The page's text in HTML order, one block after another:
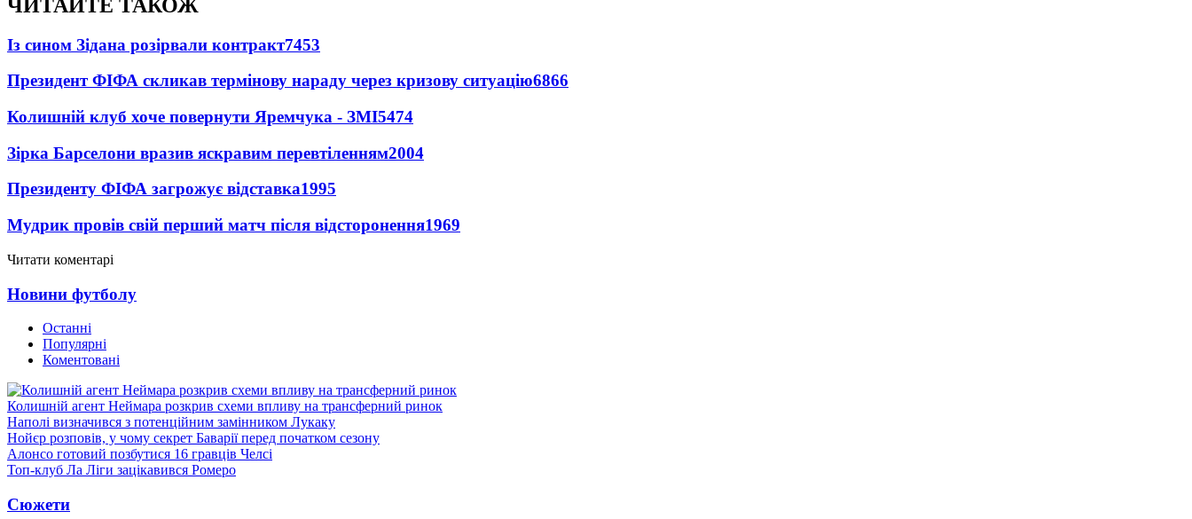
ЧИТАЙТЕ ТАКОЖ
Із сином Зідана розірвали контракт7453
Президент ФІФА скликав термінову нараду через кризову ситуацію6866
Колишній клуб хоче повернути Яремчука - ЗМІ5474
Зірка Барселони вразив яскравим перевтіленням2004
Президенту ФІФА загрожує відставка1995
Мудрик провів свій перший матч після відсторонення1969
Читати коментарі
Новини футболу
Останні
Популярні
Коментовані
Колишній агент Неймара розкрив схеми впливу на трансферний ринок
Наполі визначився з потенційним замінником Лукаку
Нойєр розповів, у чому секрет Баварії перед початком сезону
Алонсо готовий позбутися 16 гравців Челсі
Топ-клуб Ла Ліги зацікавився Ромеро
Сюжети